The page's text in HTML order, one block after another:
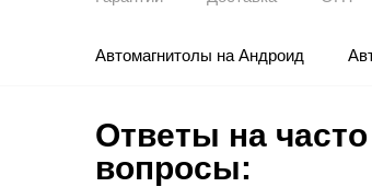
Автомагнитолы на Андроид
Ответы на
вопросы: